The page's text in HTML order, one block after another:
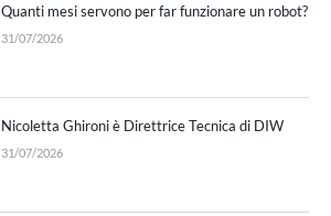
Quanti mesi servono per far funzionare un robot?
31/07/2026
Nicoletta Ghironi è Direttrice Tecnica di DIW
31/07/2026